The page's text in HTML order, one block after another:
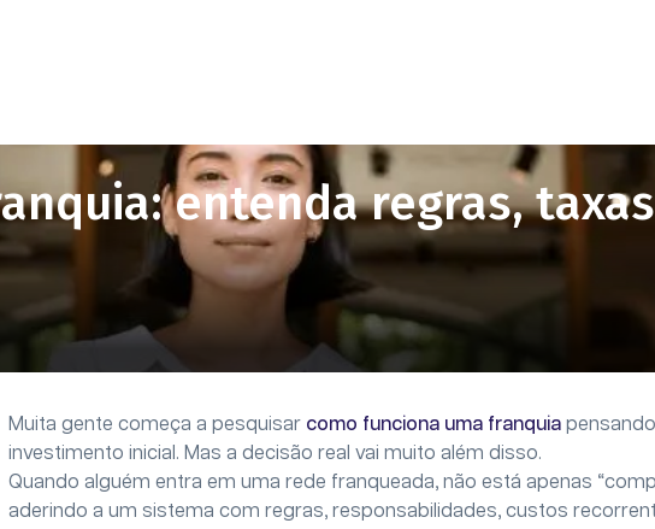
entenda regras,
Muita gente começa a pesquisar como funciona uma franquia
investimento inicial. Mas a decisão real vai muito além disso.
Quando alguém entra em uma rede franqueada, não está apenas
aderindo a um sistema com regras, responsabilidades, custos